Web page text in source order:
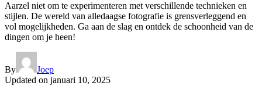
Aarzel niet om te experimenteren met verschillende technieken en
stijlen. De wereld van alledaagse fotografie is grensverleggend en
vol mogelijkheden. Ga aan de slag en ontdek de schoonheid van de
dingen om je heen!
By
Joep
Updated on januari 10, 2025